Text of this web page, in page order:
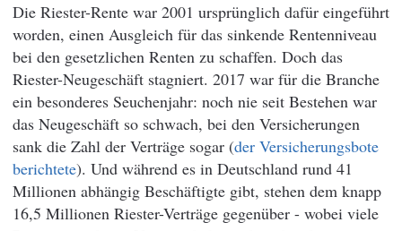
Die Riester-Rente war 2001 ursprünglich dafür eingeführt
worden, einen Ausgleich für das sinkende Rentenniveau
bei den gesetzlichen Renten zu schaffen. Doch das
Riester-Neugeschäft stagniert. 2017 war für die Branche
ein besonderes Seuchenjahr: noch nie seit Bestehen war
das Neugeschäft so schwach, bei den Versicherungen
sank die Zahl der Verträge sogar (der Versicherungsbote
berichtete). Und während es in Deutschland rund 41
Millionen abhängig Beschäftigte gibt, stehen dem knapp
16,5 Millionen Riester-Verträge gegenüber - wobei viele